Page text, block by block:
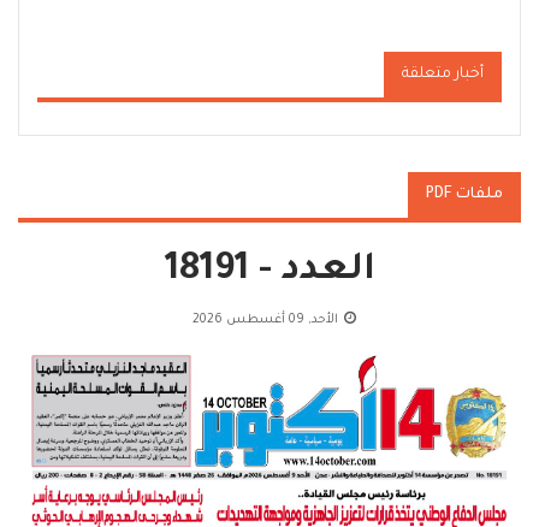
أخبار متعلقة
ملفات PDF
العدد - 18191
الأحد, 09 أغسطس 2026